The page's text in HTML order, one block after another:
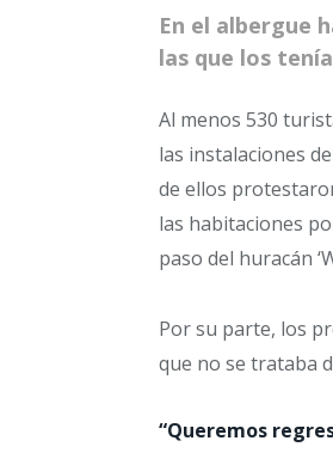
En el albergue
las que los
Al menos 530
las instalaciones
de ellos
las habitaciones
paso del huracán
Por su parte, los
que no se trataba
“Queremos